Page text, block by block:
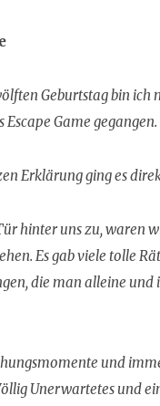
Geburtstag bin ich
Game
Erklärung ging es
hinter uns zu, waren
Es gab viele tolle
die man alleine und
und
Unerwartetes und